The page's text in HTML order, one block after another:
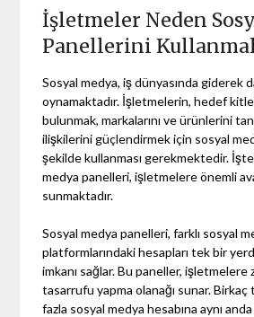
İşletmeler Neden
Panellerini
Sosyal medya, iş dünyasında giderek
oynamaktadır. İşletmelerin, hedef
bulunmak, markalarını ve ürünlerini
ilişkilerini güçlendirmek için sosyal
şekilde kullanması gerekmektedir.
medya panelleri, işletmelere önemli
sunmaktadır.
Sosyal medya panelleri, farklı sosyal
platformlarındaki hesapları tek bir
imkanı sağlar. Bu paneller, işletmelere
tasarrufu yapma olanağı sunar. Birkaç
fazla sosyal medya hesabına aynı